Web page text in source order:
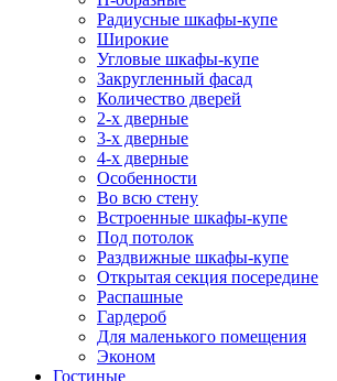
Радиусные шкафы-купе
Широкие
Угловые шкафы-купе
Закругленный фасад
Количество дверей
2-х дверные
3-х дверные
4-х дверные
Особенности
Во всю стену
Встроенные шкафы-купе
Под потолок
Раздвижные шкафы-купе
Открытая секция посередине
Распашные
Гардероб
Для маленького помещения
Эконом
Гостиные